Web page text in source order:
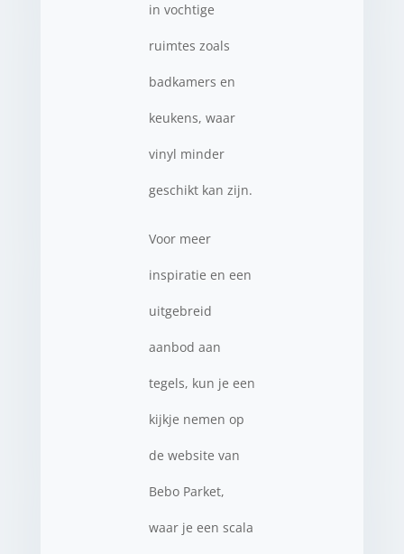
in vochtige
ruimtes zoals
badkamers en
keukens, waar
vinyl minder
geschikt kan zijn.
Voor meer
inspiratie en een
uitgebreid
aanbod aan
tegels, kun je een
kijkje nemen op
de website van
Bebo Parket,
waar je een scala